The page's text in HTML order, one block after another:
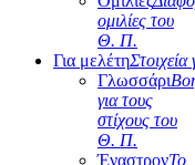
ομιλίες του
Θ. Π.
Για μελέτη
Γλωσσάρι
για τους
στίχους του
Θ. Π.
ΈναστρονΤο